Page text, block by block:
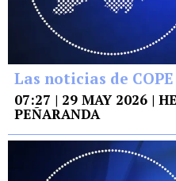
Las noticias de COPE
07:27 | 29 MAY 2026 |
PEÑARANDA